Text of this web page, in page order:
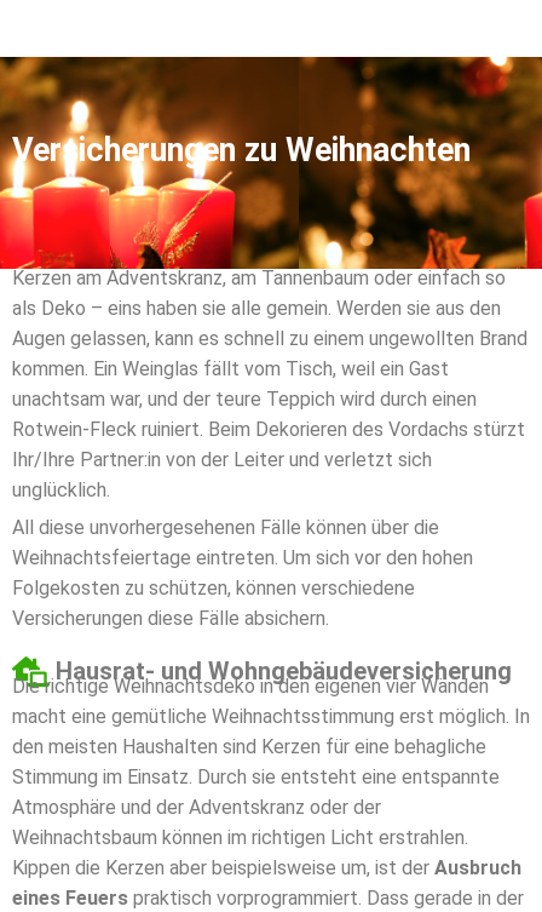
Versicherungen zu Weihnachten
Kerzen am Adventskranz, am Tannenbaum oder einfach so
als Deko – eins haben sie alle gemein. Werden sie aus den
Augen gelassen, kann es schnell zu einem ungewollten Brand
kommen. Ein Weinglas fällt vom Tisch, weil ein Gast
unachtsam war, und der teure Teppich wird durch einen
Rotwein-Fleck ruiniert. Beim Dekorieren des Vordachs stürzt
Ihr/Ihre Partner:in von der Leiter und verletzt sich
unglücklich.
All diese unvorhergesehenen Fälle können über die
Weihnachtsfeiertage eintreten. Um sich vor den hohen
Folgekosten zu schützen, können verschiedene
Versicherungen diese Fälle absichern.
Hausrat- und Wohngebäudeversicherung
Die richtige Weihnachtsdeko in den eigenen vier Wänden
macht eine gemütliche Weihnachtsstimmung erst möglich. In
den meisten Haushalten sind Kerzen für eine behagliche
Stimmung im Einsatz. Durch sie entsteht eine entspannte
Atmosphäre und der Adventskranz oder der
Weihnachtsbaum können im richtigen Licht erstrahlen.
Kippen die Kerzen aber beispielsweise um, ist der Ausbruch
eines Feuers praktisch vorprogrammiert. Dass gerade in der